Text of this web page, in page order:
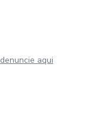
denuncie aqui